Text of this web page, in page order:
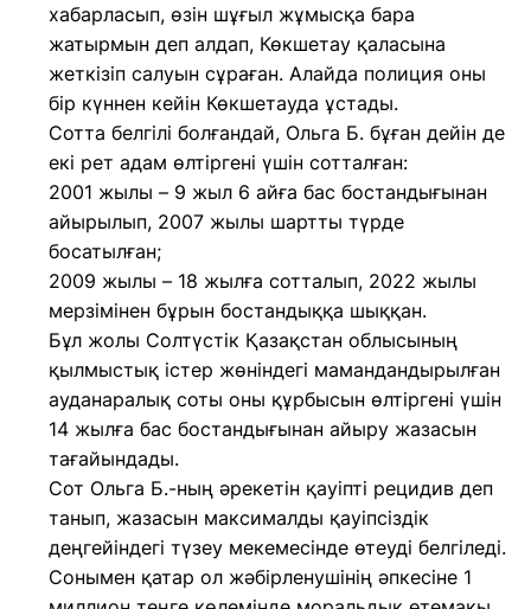
хабарласып, өзін шұғыл жұмысқа бара
жатырмын деп алдап, Көкшетау қаласына
жеткізіп салуын сұраған. Алайда полиция оны
бір күннен кейін Көкшетауда ұстады.
Сотта белгілі болғандай, Ольга Б. бұған дейін де
екі рет адам өлтіргені үшін сотталған:
2001 жылы – 9 жыл 6 айға бас бостандығынан
айырылып, 2007 жылы шартты түрде
босатылған;
2009 жылы – 18 жылға сотталып, 2022 жылы
мерзімінен бұрын бостандыққа шыққан.
Бұл жолы Солтүстік Қазақстан облысының
қылмыстық істер жөніндегі мамандандырылған
ауданаралық соты оны құрбысын өлтіргені үшін
14 жылға бас бостандығынан айыру жазасын
тағайындады.
Сот Ольга Б.-ның әрекетін қауіпті рецидив деп
танып, жазасын максималды қауіпсіздік
деңгейіндегі түзеу мекемесінде өтеуді белгіледі.
Сонымен қатар ол жәбірленушінің әпкесіне 1